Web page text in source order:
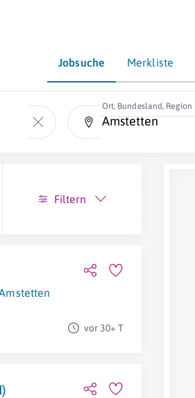
Jobsuche Merkliste
Ort, Bundesland, Region
Filtern
vor 30+ T